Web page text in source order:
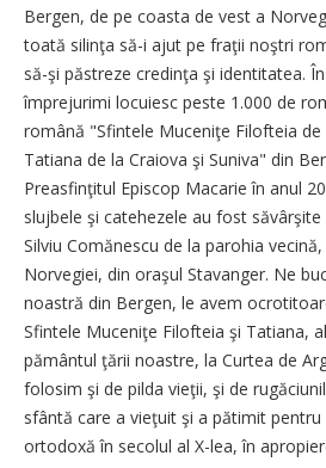
Bergen, de pe coasta de vest a
toată silinţa să-i ajut pe fraţii noştri
să-şi păstreze credinţa şi identitatea.
împrejurimi locuiesc peste 1.000 de
română "Sfintele Muceniţe Filofteia de
Tatiana de la Craiova şi Suniva" din
Preasfinţitul Episcop Macarie în anul
slujbele şi catehezele au fost
Silviu Comănescu de la parohia
Norvegiei, din oraşul Stavanger. Ne
noastră din Bergen, le avem
Sfintele Muceniţe Filofteia şi Tatiana,
pământul ţării noastre, la Curtea de
folosim şi de pilda vieţii, şi de
sfântă care a vieţuit şi a pătimit
ortodoxă în secolul al X-lea, în